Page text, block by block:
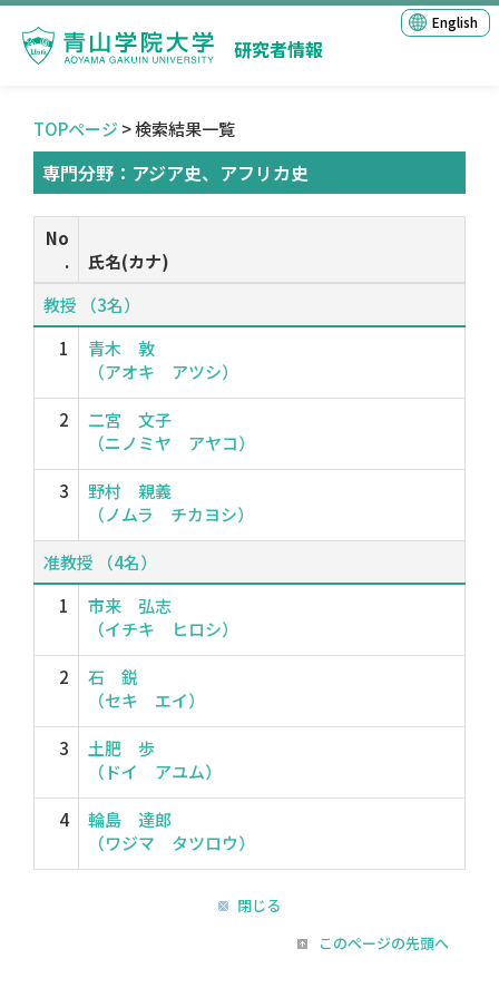
研究者情報
English
TOPページ > 検索結果一覧
専門分野：アジア史、アフリカ史
No
.
氏名(カナ)
教授 （3名）
1
青木 敦
（アオキ アツシ）
2
二宮 文子
（ニノミヤ アヤコ）
3
野村 親義
（ノムラ チカヨシ）
准教授 （4名）
1
市来 弘志
（イチキ ヒロシ）
2
石 鋭
（セキ エイ）
3
土肥 歩
（ドイ アユム）
4
輪島 達郎
（ワジマ タツロウ）
閉じる
このページの先頭へ